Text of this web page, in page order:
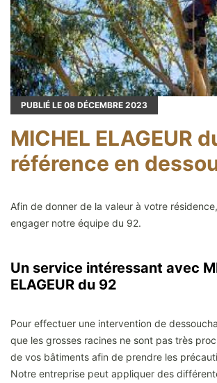
PUBLIÉ LE 08 DÉCEMBRE 2023
MICHEL ELAGEUR
référence en
Afin de donner de la valeur à votre
engager notre équipe du 92.
Un service intéressant avec
ELAGEUR du 92
Pour effectuer une intervention de
que les grosses racines ne sont pas très
de vos bâtiments afin de prendre les
Notre entreprise peut appliquer des